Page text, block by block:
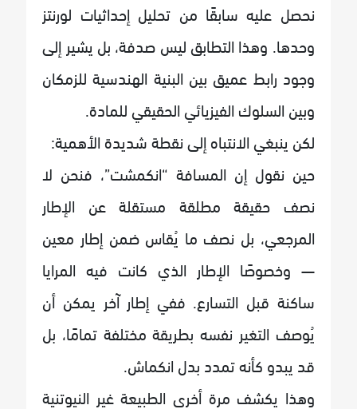
نحصل عليه سابقًا من تحليل إحداثيات لورنتز
وحدها. وهذا التطابق ليس صدفة، بل يشير إلى
وجود رابط عميق بين البنية الهندسية للزمكان
وبين السلوك الفيزيائي الحقيقي للمادة.
لكن ينبغي الانتباه إلى نقطة شديدة الأهمية:
حين نقول إن المسافة “انكمشت”، فنحن لا
نصف حقيقة مطلقة مستقلة عن الإطار
المرجعي، بل نصف ما يُقاس ضمن إطار معين
— وخصوصًا الإطار الذي كانت فيه المرايا
ساكنة قبل التسارع. ففي إطار آخر يمكن أن
يُوصف التغير نفسه بطريقة مختلفة تمامًا، بل
قد يبدو كأنه تمدد بدل انكماش.
وهذا يكشف مرة أخرى الطبيعة غير النيوتنية